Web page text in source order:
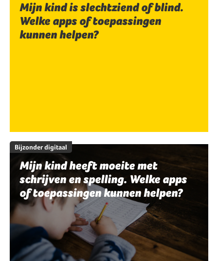
Mijn kind is slechtziend of blind.
Welke apps of toepassingen
kunnen helpen?
Bijzonder digitaal
Mijn kind heeft moeite met
schrijven en spelling. Welke apps
of toepassingen kunnen helpen?